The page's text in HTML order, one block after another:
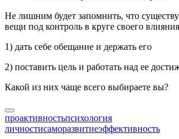
Не лишним будет запомнить, что
вещи под контроль в круге своего
1) дать себе обещание и держать его
2) поставить цель и работать над ее
Какой из них чаще всего выбираете вы?
проактивностьпсихология
личностисаморазвитиеэффективность